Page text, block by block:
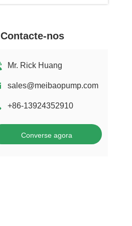
Contacte-nos
Mr. Rick Huang
sales@meibaopump.com
+86-13924352910
Converse agora